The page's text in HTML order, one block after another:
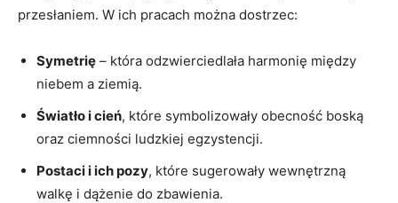
przesłaniem. W ich pracach można dostrzec:
Symetrię – która odzwierciedlała harmonię między
niebem a ziemią.
Światło i cień, które symbolizowały obecność boską
oraz ciemności ludzkiej egzystencji.
Postaci i ich pozy, które sugerowały wewnętrzną
walkę i dążenie do zbawienia.